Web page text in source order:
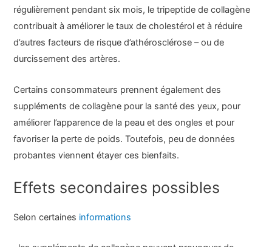
régulièrement pendant six mois, le tripeptide de collagène
contribuait à améliorer le taux de cholestérol et à réduire
d’autres facteurs de risque d’athérosclérose – ou de
durcissement des artères.
Certains consommateurs prennent également des
suppléments de collagène pour la santé des yeux, pour
améliorer l’apparence de la peau et des ongles et pour
favoriser la perte de poids. Toutefois, peu de données
probantes viennent étayer ces bienfaits.
Effets secondaires possibles
Selon certaines informations